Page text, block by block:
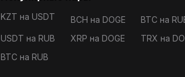
KZT на USDT BCH на DOGE BTC на
USDT на RUB
XRP на DOGE TRX на
BTC на RUB